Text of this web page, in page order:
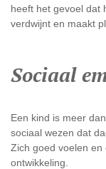
heeft het gevoel dat
verdwijnt en maakt
Sociaal
Een kind is meer
sociaal wezen dat
Zich goed voelen en
ontwikkeling.